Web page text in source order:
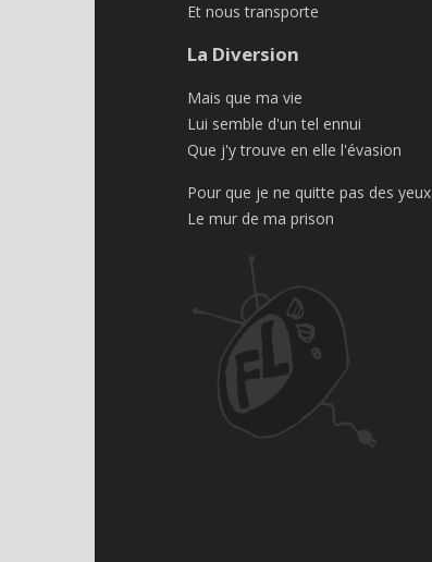
Et nous transporte
La Diversion
Mais que ma vie
Lui semble d'un tel ennui
Que j'y trouve en elle l'évasion
Pour que je ne quitte pas des yeux
Le mur de ma prison